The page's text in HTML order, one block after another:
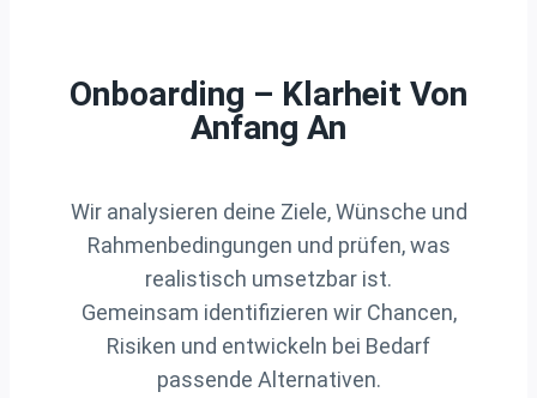
Onboarding – Klarheit Von
Anfang An
Wir analysieren deine Ziele, Wünsche und
Rahmenbedingungen und prüfen, was
realistisch umsetzbar ist.
Gemeinsam identifizieren wir Chancen,
Risiken und entwickeln bei Bedarf
passende Alternativen.